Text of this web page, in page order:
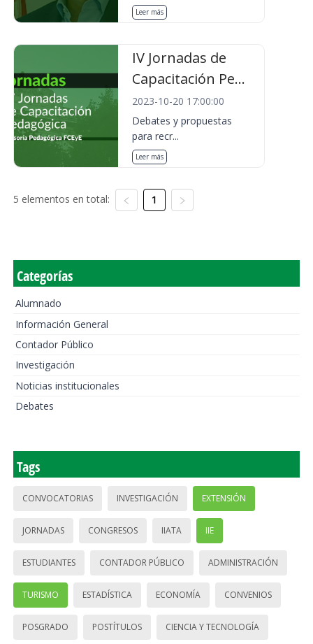
Leer más
IV Jornadas de
Capacitación Pe...
2023-10-20 17:00:00
Debates y propuestas
para recr...
Leer más
5 elementos en total: 1
Categorías
Alumnado
Información General
Contador Público
Investigación
Noticias institucionales
Debates
Tags
CONVOCATORIAS INVESTIGACIÓN EXTENSIÓN
JORNADAS CONGRESOS IIATA IIE
ESTUDIANTES CONTADOR PÚBLICO ADMINISTRACIÓN
TURISMO ESTADÍSTICA ECONOMÍA CONVENIOS
POSGRADO POSTÍTULOS CIENCIA Y TECNOLOGÍA